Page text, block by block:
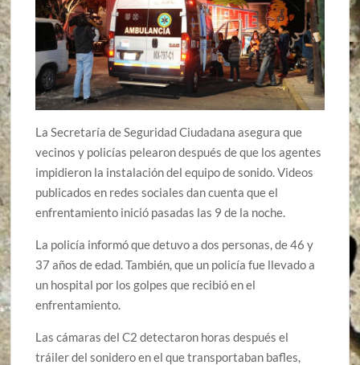
La Secretaría de Seguridad Ciudadana asegura que
vecinos y policías pelearon después de que los agentes
impidieron la instalación del equipo de sonido. Videos
publicados en redes sociales dan cuenta que el
enfrentamiento inició pasadas las 9 de la noche.
La policía informó que detuvo a dos personas, de 46 y
37 años de edad. También, que un policía fue llevado a
un hospital por los golpes que recibió en el
enfrentamiento.
Las cámaras del C2 detectaron horas después el
tráiler del sonidero en el que transportaban bafles,